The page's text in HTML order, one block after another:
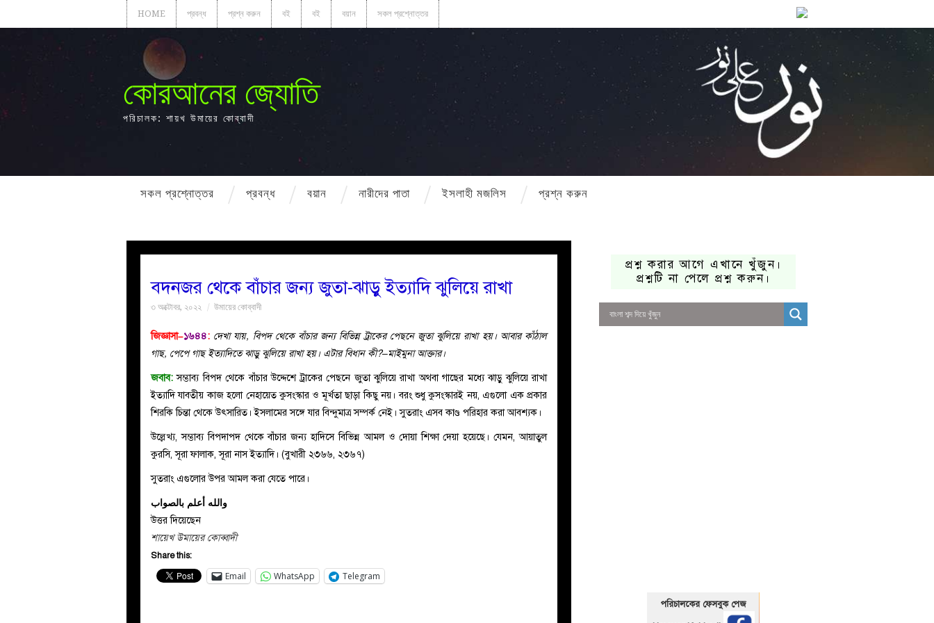
HOME প্রবন্ধ প্রশ্ন করুন বই বই বয়ান সকল প্রশ্নোত্তর
কোরআনের জ্যোতি
পরিচালক: শায়খ উমায়ের কোব্বাদী
সকল প্রশ্নোত্তর প্রবন্ধ বয়ান নারীদের পাতা ইসলাহী মজলিস প্রশ্ন করুন
বদনজর থেকে বাঁচার জন্য জুতা-ঝাড়ু ইত্যাদি ঝুলিয়ে রাখা
৩ অক্টোবর, ২০২২ উমায়ের কোব্বাদী
জিজ্ঞাসা–১৬৪৪: দেখা যায়, বিপদ থেকে বাঁচার জন্য বিভিন্ন ট্রাকের পেছনে জুতা ঝুলিয়ে রাখা হয়। আবার কাঁঠাল
গাছ, পেপে গাছ ইত্যাদিতে ঝাড়ু ঝুলিয়ে রাখা হয়। এটার বিধান কী?–মাইমুনা আক্তার।
জবাব: সম্ভাব্য বিপদ থেকে বাঁচার উদ্দেশে ট্রাকের পেছনে জুতা ঝুলিয়ে রাখা অথবা গাছের মধ্যে ঝাড়ু ঝুলিয়ে রাখা
ইত্যাদি যাবতীয় কাজ হলো নেহায়েত কুসংস্কার ও মূর্খতা ছাড়া কিছু নয়। বরং শুধু কুসংস্কারই নয়, এগুলো এক প্রকার
শিরকি চিন্তা থেকে উৎসারিত। ইসলামের সঙ্গে যার বিন্দুমাত্র সম্পর্ক নেই। সুতরাং এসব কাণ্ড পরিহার করা আবশ্যক।
উল্লেখ্য, সম্ভাব্য বিপদাপদ থেকে বাঁচার জন্য হাদিসে বিভিন্ন আমল ও দোয়া শিক্ষা দেয়া হয়েছে। যেমন, আয়াতুল
কুরসি, সূরা ফালাক, সূরা নাস ইত্যাদি। (বুখারী ২৩৬৬, ২৩৬৭)
সুতরাং এগুলোর উপর আমল করা যেতে পারে।
والله أعلم بالصواب
উত্তর দিয়েছেন
শায়েখ উমায়ের কোব্বাদী
Share this:
Email WhatsApp Telegram
প্রশ্ন করার আগে এখানে খুঁজুন।
প্রশ্নটি না পেলে প্রশ্ন করুন।
পরিচালকের ফেসবুক পেজ